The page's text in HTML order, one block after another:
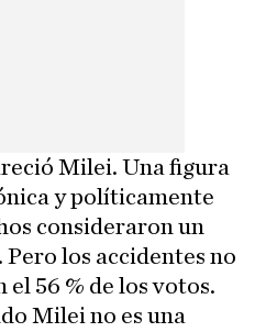
Milei. Una figura
y políticamente
consideraron un
los accidentes no
el 56 % de los votos.
Milei no es una